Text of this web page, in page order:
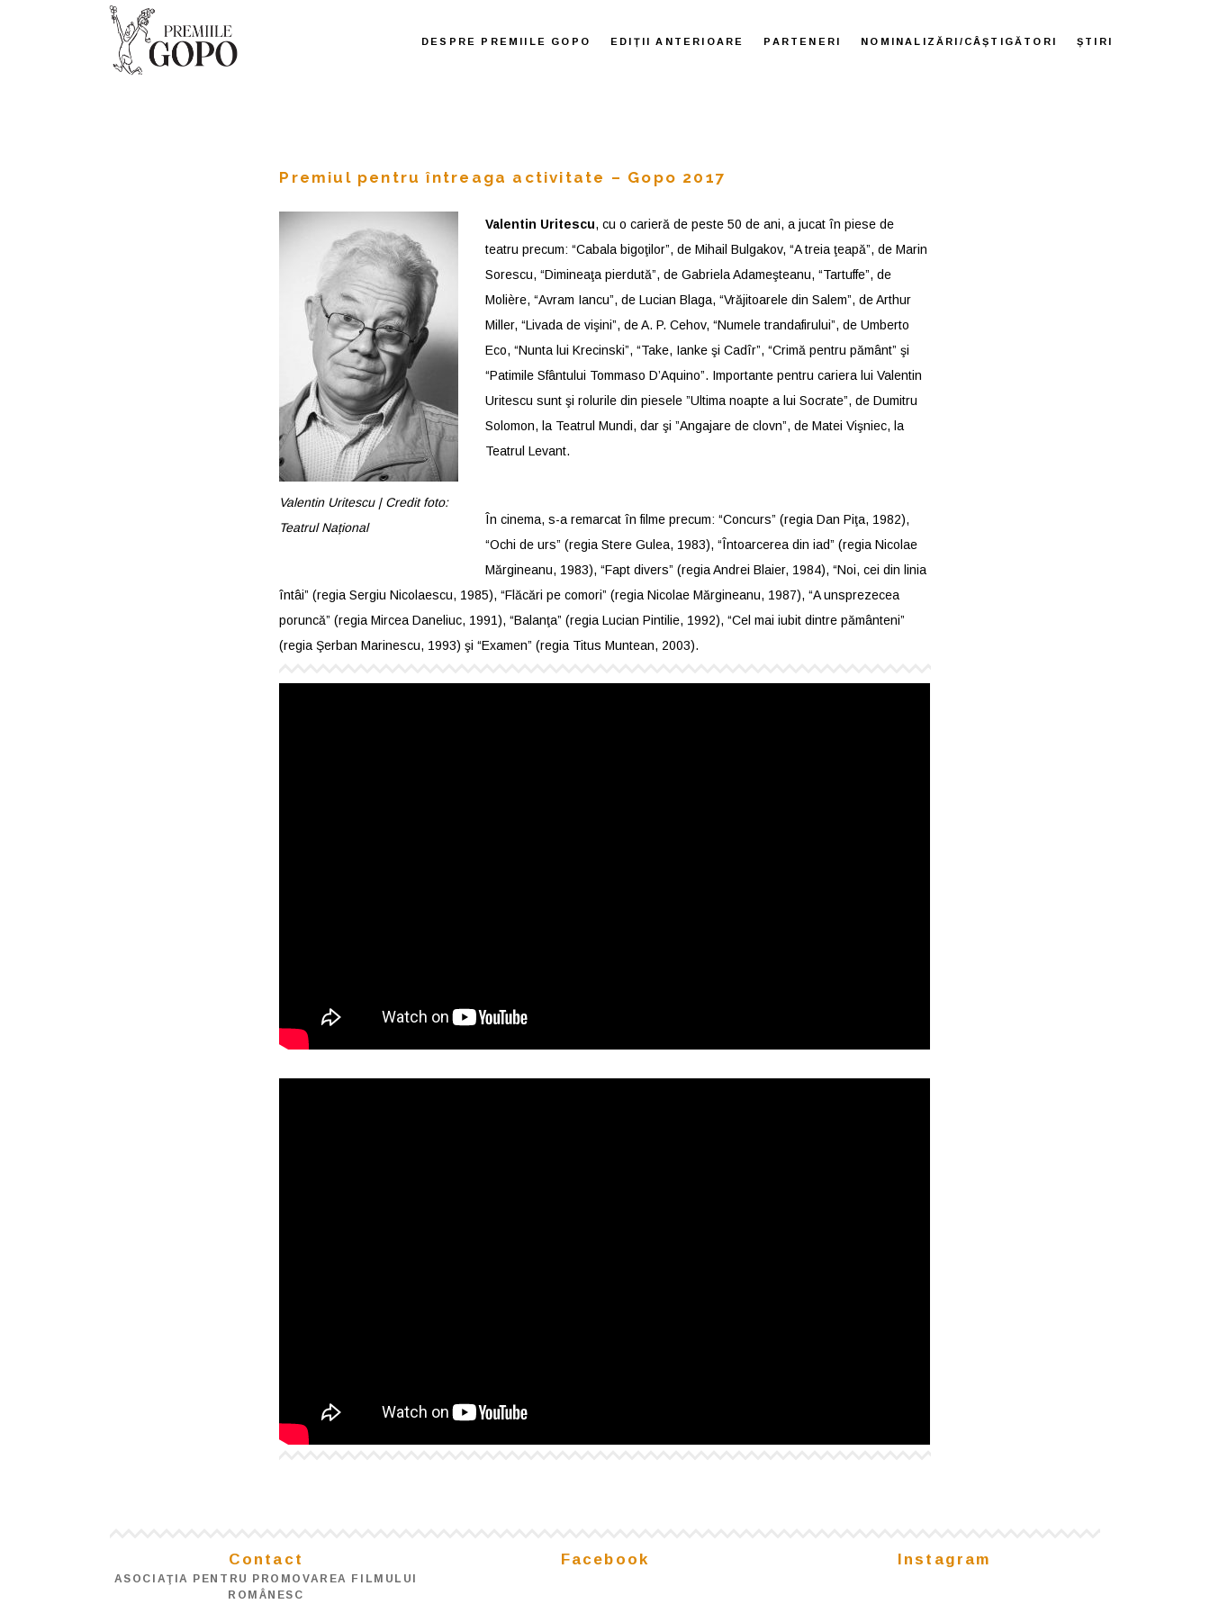
DESPRE PREMIILE GOPO EDIȚII ANTERIOARE PARTENERI NOMINALIZĂRI/CÂȘTIGĂTORI ȘTIRI
Premiul pentru întreaga activitate – Gopo 2017
Valentin Uritescu | Credit foto:
Teatrul Național
Valentin Uritescu, cu o carieră de peste 50 de ani, a jucat în piese de
teatru precum: “Cabala bigoţilor”, de Mihail Bulgakov, “A treia ţeapă”, de Marin
Sorescu, “Dimineaţa pierdută”, de Gabriela Adameşteanu, “Tartuffe”, de
Molière, “Avram Iancu”, de Lucian Blaga, “Vrăjitoarele din Salem”, de Arthur
Miller, “Livada de vişini”, de A. P. Cehov, “Numele trandafirului”, de Umberto
Eco, “Nunta lui Krecinski”, “Take, Ianke şi Cadîr”, “Crimă pentru pământ” şi
“Patimile Sfântului Tommaso D’Aquino”. Importante pentru cariera lui Valentin
Uritescu sunt şi rolurile din piesele ”Ultima noapte a lui Socrate”, de Dumitru
Solomon, la Teatrul Mundi, dar şi ”Angajare de clovn”, de Matei Vişniec, la
Teatrul Levant.
În cinema, s-a remarcat în filme precum: “Concurs” (regia Dan Piţa, 1982),
“Ochi de urs” (regia Stere Gulea, 1983), “Întoarcerea din iad” (regia Nicolae
Mărgineanu, 1983), “Fapt divers” (regia Andrei Blaier, 1984), “Noi, cei din linia
întâi” (regia Sergiu Nicolaescu, 1985), “Flăcări pe comori” (regia Nicolae Mărgineanu, 1987), “A unsprezecea
poruncă” (regia Mircea Daneliuc, 1991), “Balanţa” (regia Lucian Pintilie, 1992), “Cel mai iubit dintre pământeni”
(regia Şerban Marinescu, 1993) şi “Examen” (regia Titus Muntean, 2003).
Contact
ASOCIAŢIA PENTRU PROMOVAREA FILMULUI
ROMÂNESC
Facebook Instagram